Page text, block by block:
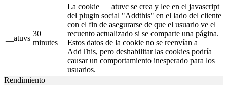
__atuvs
30
minutes
La cookie __ atuvc se crea y lee en el javascript
del plugin social "Addthis" en el lado del cliente
con el fin de asegurarse de que el usuario ve el
recuento actualizado si se comparte una página.
Estos datos de la cookie no se reenvían a
AddThis, pero deshabilitar las cookies podría
causar un comportamiento inesperado para los
usuarios.
Rendimiento